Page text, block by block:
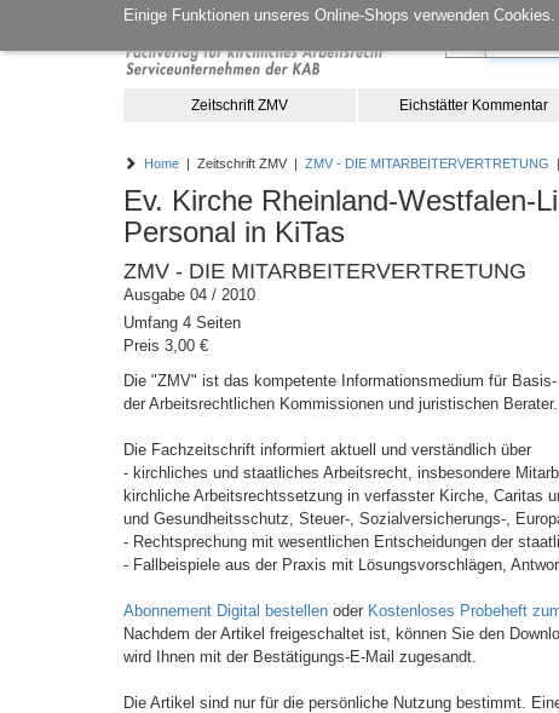
Einige Funktionen unseres Online-Shops verwenden
Zeitschrift ZMV Eichstätter Kommentar
Home | Zeitschrift ZMV | ZMV - DIE MITARBEITERVERTRETUNG |
Ev. Kirche Rheinland-Westfalen-
Personal in KiTas
ZMV - DIE MITARBEITERVERTRETUNG
Ausgabe 04 / 2010
Umfang 4 Seiten
Preis 3,00 €
Die "ZMV" ist das kompetente Informationsmedium für
der Arbeitsrechtlichen Kommissionen und juristischen Berater.
Die Fachzeitschrift informiert aktuell und verständlich über
- kirchliches und staatliches Arbeitsrecht, insbesondere
kirchliche Arbeitsrechtssetzung in verfasster Kirche, Caritas
und Gesundheitsschutz, Steuer-, Sozialversicherungs-,
- Rechtsprechung mit wesentlichen Entscheidungen der
- Fallbeispiele aus der Praxis mit Lösungsvorschlägen,
Abonnement Digital bestellen oder Kostenloses Probeheft
Nachdem der Artikel freigeschaltet ist, können Sie den
wird Ihnen mit der Bestätigungs-E-Mail zugesandt.
Die Artikel sind nur für die persönliche Nutzung bestimmt.